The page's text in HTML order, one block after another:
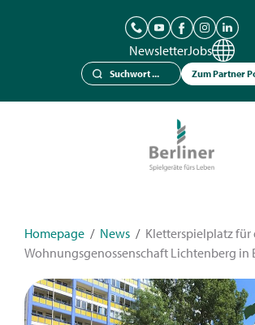
NewsletterJobs
Zum Partner
News
Kontakt
Homepage / News / Kletterspielplatz für
Wohnungsgenossenschaft Lichtenberg in